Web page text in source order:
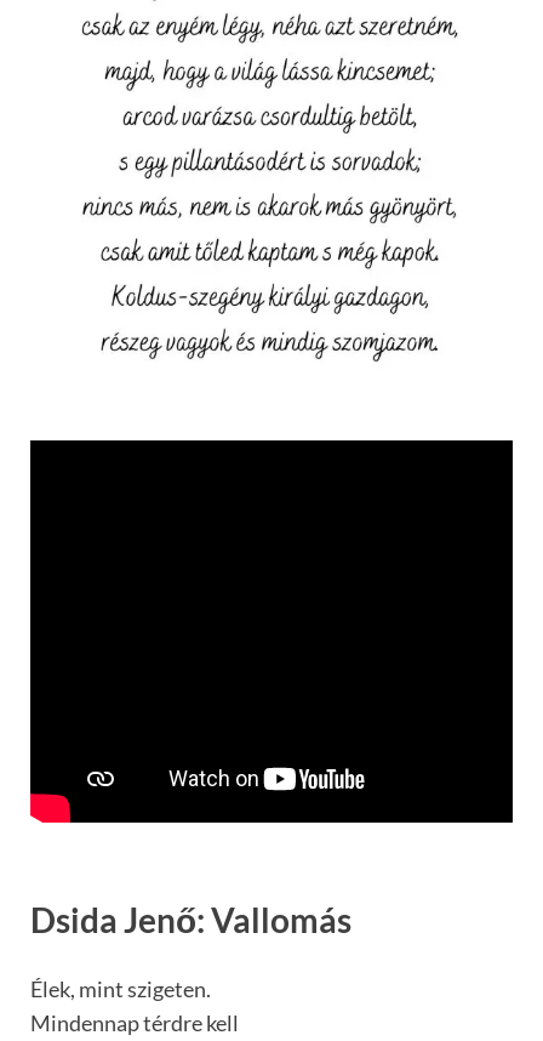
Dsida Jenő: Vallomás
Élek, mint szigeten.
Mindennap térdre kell